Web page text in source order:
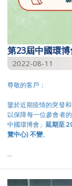
第23屆中國環
2022-08-11
尊敬的客戶：
鑒於近期疫情的突發
以保障每一位參會者
中國環博會」延期至
覽中心)不變。
...